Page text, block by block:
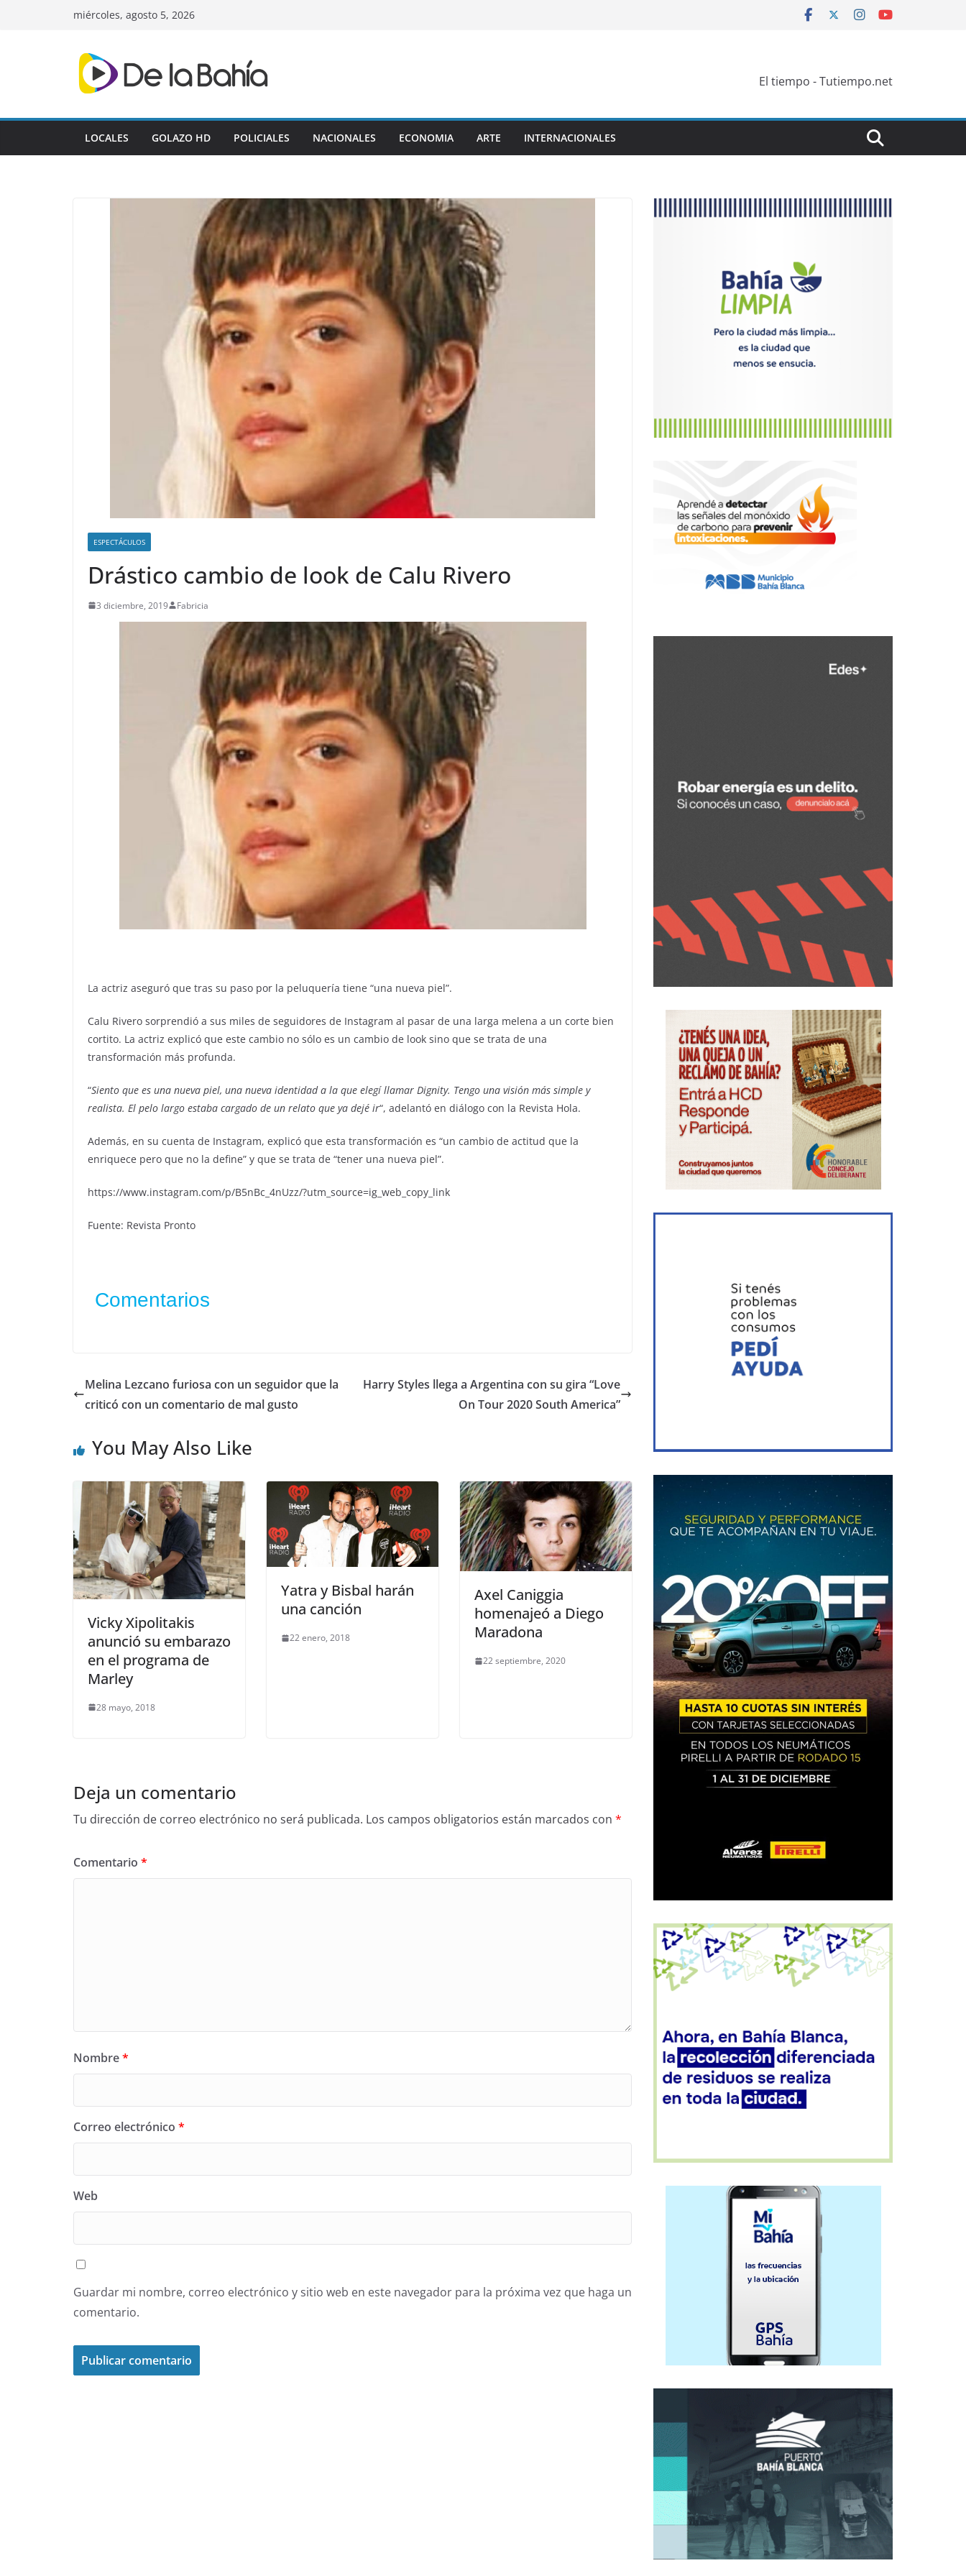
miércoles, agosto 5, 2026
El tiempo - Tutiempo.net
LOCALES GOLAZO HD POLICIALES NACIONALES ECONOMIA ARTE INTERNACIONALES
ESPECTÁCULOS
Drástico cambio de look de Calu Rivero
3 diciembre, 2019 Fabricia
La actriz aseguró que tras su paso por la peluquería tiene “una nueva piel”.
Calu Rivero sorprendió a sus miles de seguidores de Instagram al pasar de una larga melena a un corte bien
cortito. La actriz explicó que este cambio no sólo es un cambio de look sino que se trata de una
transformación más profunda.
“Siento que es una nueva piel, una nueva identidad a la que elegí llamar Dignity. Tengo una visión más simple y
realista. El pelo largo estaba cargado de un relato que ya dejé ir“, adelantó en diálogo con la Revista Hola.
Además, en su cuenta de Instagram, explicó que esta transformación es “un cambio de actitud que la
enriquece pero que no la define” y que se trata de “tener una nueva piel”.
https://www.instagram.com/p/B5nBc_4nUzz/?utm_source=ig_web_copy_link
Fuente: Revista Pronto
Comentarios
Melina Lezcano furiosa con un seguidor que la
criticó con un comentario de mal gusto
Harry Styles llega a Argentina con su gira “Love
On Tour 2020 South America”
You May Also Like
Vicky Xipolitakis
anunció su embarazo
en el programa de
Marley
28 mayo, 2018
Yatra y Bisbal harán
una canción
22 enero, 2018
Axel Caniggia
homenajeó a Diego
Maradona
22 septiembre, 2020
Deja un comentario
Tu dirección de correo electrónico no será publicada. Los campos obligatorios están marcados con *
Comentario *
Nombre*
Correo electrónico *
Web
Guardar mi nombre, correo electrónico y sitio web en este navegador para la próxima vez que haga un
comentario.